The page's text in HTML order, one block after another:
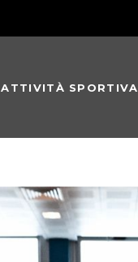
ATTIVITÀ SPORTIVA